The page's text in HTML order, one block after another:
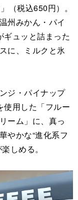
（税込650円）。
州みかん・パイ
ュッと詰まった
に、ミルクと氷
ジ・パイナップ
使用した「フルー
ーム」に、真っ
やかな“進化系フ
しめる。